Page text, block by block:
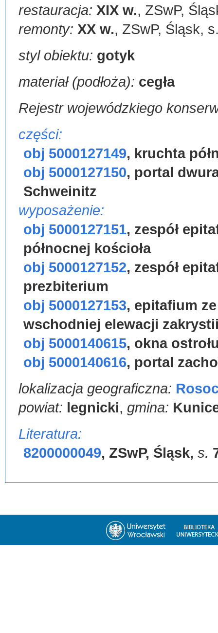
restauracja: XIX w., ZSwP,
remonty: XX w., ZSwP, Śląsk,
styl obiektu: gotyk
materiał (podłoża): cegła
Rejestr wojewódzkiego
części:
obj 5000127149, kruchta
obj 5000127150, portal
Schweinitz
wyposażenie:
obj 5000127151, zespół
północnej kościoła
obj 5000127152, zespół
prezbiterium
obj 5000127153, epitafium
wschodniej elewacji
obj 5000140615, okna
obj 5000140616, portal
lokalizacja geograficzna:
powiat: legnicki, gmina:
Literatura:
8200000049, ZSwP, Śląsk, s.